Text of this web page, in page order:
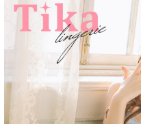
■注意事項